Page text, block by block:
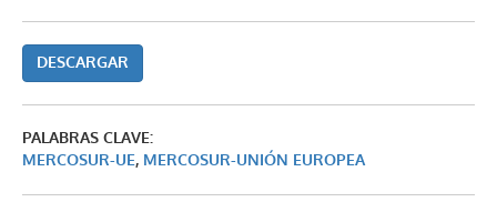
DESCARGAR
PALABRAS CLAVE:
MERCOSUR-UE, MERCOSUR-UNIÓN EUROPEA